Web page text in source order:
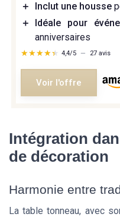
＋
Inclut une housse
＋
Idéale pour
anniversaires
★★★★★
★★★★★ 4,4/5 — 27 avis
Voir l'offre
Intégration
de décoration
Harmonie entre
La table tonneau, avec